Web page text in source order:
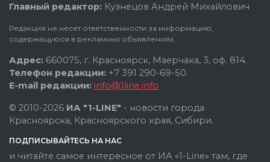
Главный редактор: Кузнецов Андрей Михайлович
Редакция не несет ответственности за информацию,
содержащуюся в рекламных объявлениях.
Адрес: 660075, г. Красноярск, Маерчака, 3, оф. 814.
Телефон редакции: +7 391 290-69-50.
E-mail редакции: info@1line.info
© 2010-2026 ИА "1-LINE" - новости города
Красноярска, Красноярского края, Сибири.
ПОДПИСЫВАЙТЕСЬ НА НАС
и читайте самое интересное от ИА «1-Line» там, где